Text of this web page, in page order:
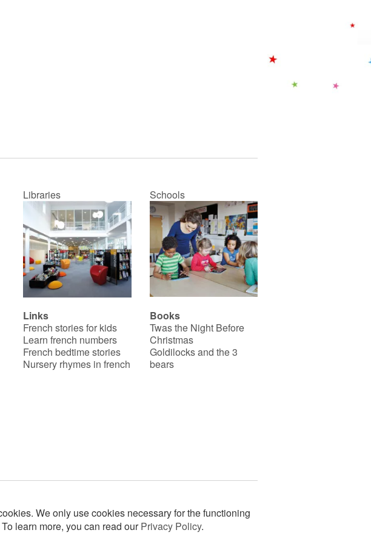
Libraries Schools
Links
French stories for kids
Learn french numbers
French bedtime stories
Nursery rhymes in french
Books
Twas the Night Before
Christmas
Goldilocks and the 3
bears
We only use cookies necessary for the functioning
learn more, you can read ourPrivacy Policy.